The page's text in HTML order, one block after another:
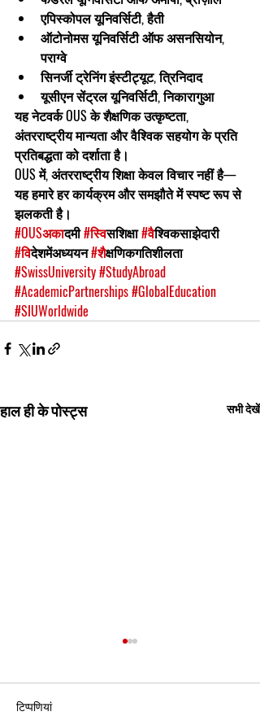
एपिस्कोपल यूनिवर्सिटी, हैती
ऑटोनोमस यूनिवर्सिटी ऑफ असनसियोन,
पराग्वे
सिनर्जी ट्रेनिंग इंस्टीट्यूट, त्रिनिदाद
यूसीएन सेंट्रल यूनिवर्सिटी, निकारागुआ
यह नेटवर्क OUS के शैक्षणिक उत्कृष्टता,
अंतरराष्ट्रीय मान्यता और वैश्विक सहयोग के प्रति
प्रतिबद्धता को दर्शाता है।
OUS में, अंतरराष्ट्रीय शिक्षा केवल विचार नहीं है—
यह हमारे हर कार्यक्रम और समझौते में स्पष्ट रूप से
झलकती है।
#OUSअकादमी #स्विसशिक्षा #वैश्विकसाझेदारी
#विदेशमेंअध्ययन #शैक्षणिकगतिशीलता
#SwissUniversity#StudyAbroad
#AcademicPartnerships#GlobalEducation
#SIUWorldwide
हाल ही के पोस्ट्स सभी देखें
टिप्पणियां